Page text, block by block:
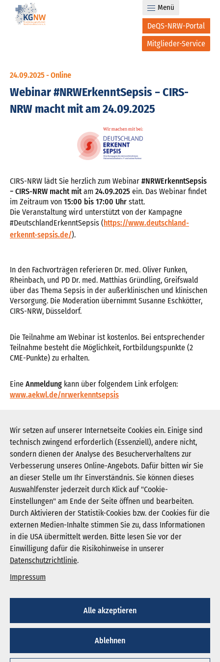
Wir setzen auf unserer Internetseite Cookies ein. Einige sind
technisch zwingend erforderlich (Essenziell), andere nicht,
sondern dienen der Analyse des Besucherverhaltens zur
Verbesserung unseres Online-Angebots. Dafür bitten wir Sie
an dieser Stelle um Ihr Einverständnis. Sie können dieses
Auswahlfenster jederzeit durch Klick auf "Cookie-
Einstellungen" am Ende der Seite öffnen und bearbeiten.
Durch Aktivieren der Statistik-Cookies bzw. der Cookies für die
externen Medien-Inhalte stimmen Sie zu, dass Informationen
in die USA übermittelt werden. Bitte lesen Sie vor der
Einwilligung dafür die Risikohinweise in unserer
Datenschutzrichtlinie.
Impressum
Alle akzeptieren
Ablehnen
DeQS-NRW-Portal
Mitglieder-Service
Menü
24.09.2025 -Online
Webinar #NRWErkenntSepsis − CIRS-
NRW macht mit am 24.09.2025
CIRS-NRW lädt Sie herzlich zum Webinar #NRWErkenntSepsis
− CIRS-NRW macht mitam 24.09.2025 ein. Das Webinar findet
im Zeitraum von 15:00 bis 17:00 Uhr statt.
Die Veranstaltung wird unterstützt von der Kampagne
#DeutschlandErkenntSepsis ( https://www.deutschland-
erkennt-sepsis.de/).
In den Fachvorträgen referieren Dr. med. Oliver Funken,
Rheinbach, und PD Dr. med. Matthias Gründling, Greifswald
über das Thema Sepsis in der außerklinischen und klinischen
Versorgung. Die Moderation übernimmt Susanne Eschkötter,
CIRS-NRW, Düsseldorf.
Die Teilnahme am Webinar ist kostenlos. Bei entsprechender
Teilnahme besteht die Möglichkeit, Fortbildungspunkte (2
CME-Punkte) zu erhalten.
Eine Anmeldung kann über folgendem Link erfolgen:
www.aekwl.de/nrwerkenntsepsis
Newsletter abonnieren
Registrieren
KGNW - Krankenhausgesellschaft Nordrhein-
Westfalen e. V.
Humboldtstraße 31,
© 2026
Impressum
Datenschutz